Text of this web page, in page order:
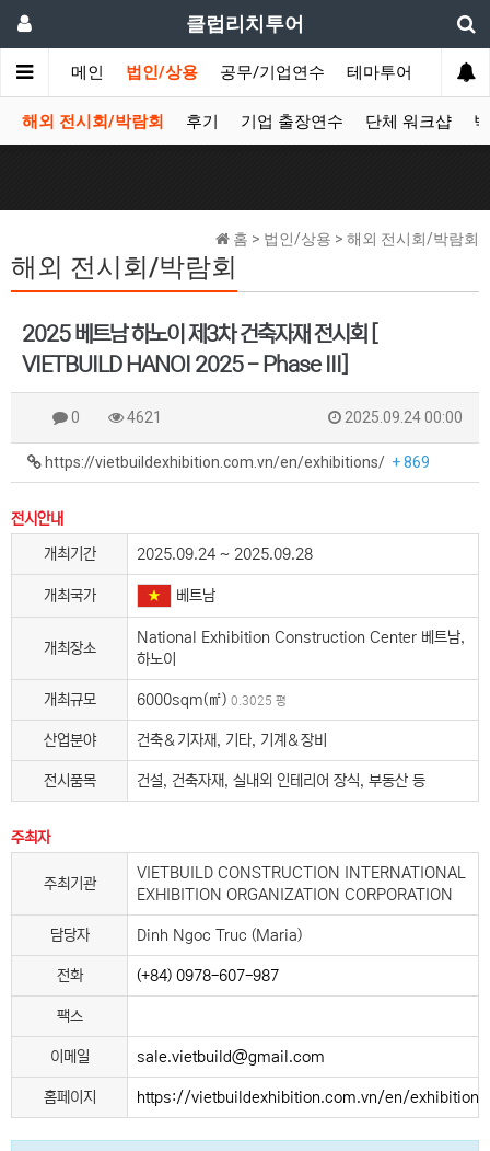
클럽리치투어
메인 법인/상용 공무/기업연수 테마투어 데이투
해외 전시회/박람회 후기 기업 출장연수 단체 워크샵
홈 > 법인/상용 > 해외 전시회/박람회
해외 전시회/박람회
2025 베트남 하노이 제3차 건축자재 전시회 [
VIETBUILD HANOI 2025 - Phase III]
0 4621 2025.09.24 00:00
https://vietbuildexhibition.com.vn/en/exhibitions/ + 869
전시안내
개최기간
2025.09.24 ~ 2025.09.28
개최국가 베트남
개최장소
National Exhibition Construction Center 베트남,
하노이
개최규모 6000sqm(㎡) 0.3025 평
산업분야 건축＆기자재, 기타, 기계＆장비
전시품목 건설, 건축자재, 실내외 인테리어 장식, 부동산 등
주최자
주최기관
VIETBUILD CONSTRUCTION INTERNATIONAL
EXHIBITION ORGANIZATION CORPORATION
담당자 Dinh Ngoc Truc (Maria)
전화 (+84) 0978-607-987
팩스
이메일 sale.vietbuild@gmail.com
홈페이지 https://vietbuildexhibition.com.vn/en/